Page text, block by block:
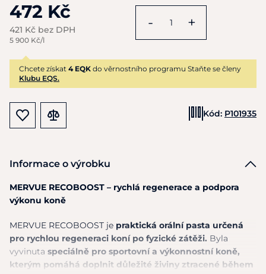
472 Kč
421 Kč bez DPH
5 900 Kč/l
- +
Chcete získat 4 EQK do věrnostního programu Staňte se členy
Klubu EQS.
Kód: P101935
Informace o výrobku
MERVUE RECOBOOST – rychlá regenerace a podpora
výkonu koně
MERVUE RECOBOOST je praktická orální pasta určená
pro rychlou regeneraci koní po fyzické zátěži. Byla
vyvinuta speciálně pro sportovní a výkonnostní koně,
kterým pomáhá doplnit důležité živiny ztracené během